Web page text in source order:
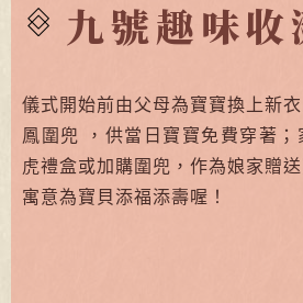
九號趣味收
儀式開始前由父母為寶寶換上新
鳳圍兜 ，供當日寶寶免費穿著
虎禮盒或加購圍兜，作為娘家贈
寓意為寶貝添福添壽喔！